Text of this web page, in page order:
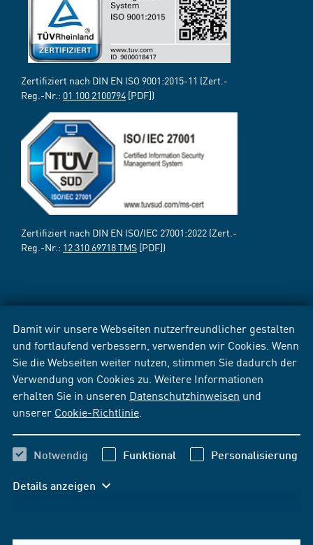
Damit wir unsere Webseiten nutzerfreundlicher gestalten
und fortlaufend verbessern, verwenden wir Cookies. Wenn
Sie die Webseiten weiter nutzen, stimmen Sie dadurch der
Verwendung von Cookies zu. Weitere Informationen
erhalten Sie in unseren Datenschutzhinweisen und
unserer Cookie-Richtlinie
Notwendig Funktional Personalisierung
Details anzeigen
Zertifiziert nach DIN EN ISO 9001:2015-11 (Zert.-
Reg.-Nr.: 01 100 2100794 [PDF])
Zertifiziert nach DIN EN ISO/IEC 27001:2022 (Zert.-
Reg.-Nr.: 12 310 69718 TMS [PDF])